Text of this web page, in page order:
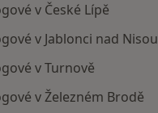
v České Lípě
v Jablonci nad Nisou
v Turnově
v Železném Brodě